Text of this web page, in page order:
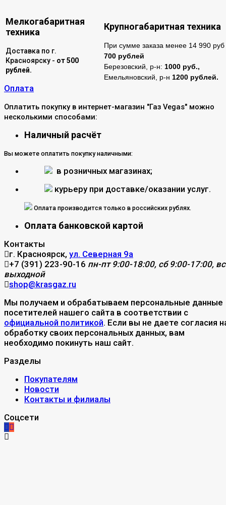
Мелкогабаритная
техника
Крупногабаритная техника
Доставка по г.
Красноярску - от 500
рублей.
При сумме заказа менее 14 990 руб
700 рублей
Березовский, р-н: 1000 руб.,
Емельяновский, р-н 1200 рублей.
Оплата
Оплатить покупку в интернет-магазин "Газ Vegas" можно
несколькими способами:
Наличный расчёт
Вы можете оплатить покупку наличными:
в розничных магазинах;
курьеру при доставке/оказании услуг.
Оплата производится только в российских рублях.
Оплата банковской картой
Контакты
г. Красноярск, ул. Северная 9а
+7 (391) 223-90-16 пн-пт 9:00-18:00, сб 9:00-17:00,
выходной
shop@krasgaz.ru
Мы получаем и обрабатываем персональные данные
посетителей нашего сайта в соответствии с
официальной политикой. Если вы не даете согласия
обработку своих персональных данных, вам
необходимо покинуть наш сайт.
Разделы
Покупателям
Новости
Контакты и филиалы
Соцсети